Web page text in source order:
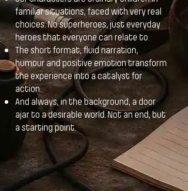
familiar situations, faced with very real
choices. No superheroes, just everyday
heroes that everyone can relate to.
The short format, fluid narration,
humour and positive emotion transform
the experience into a catalyst for
action.
And always, in the background, a door
ajar to a desirable world. Not an end, but
a starting point.